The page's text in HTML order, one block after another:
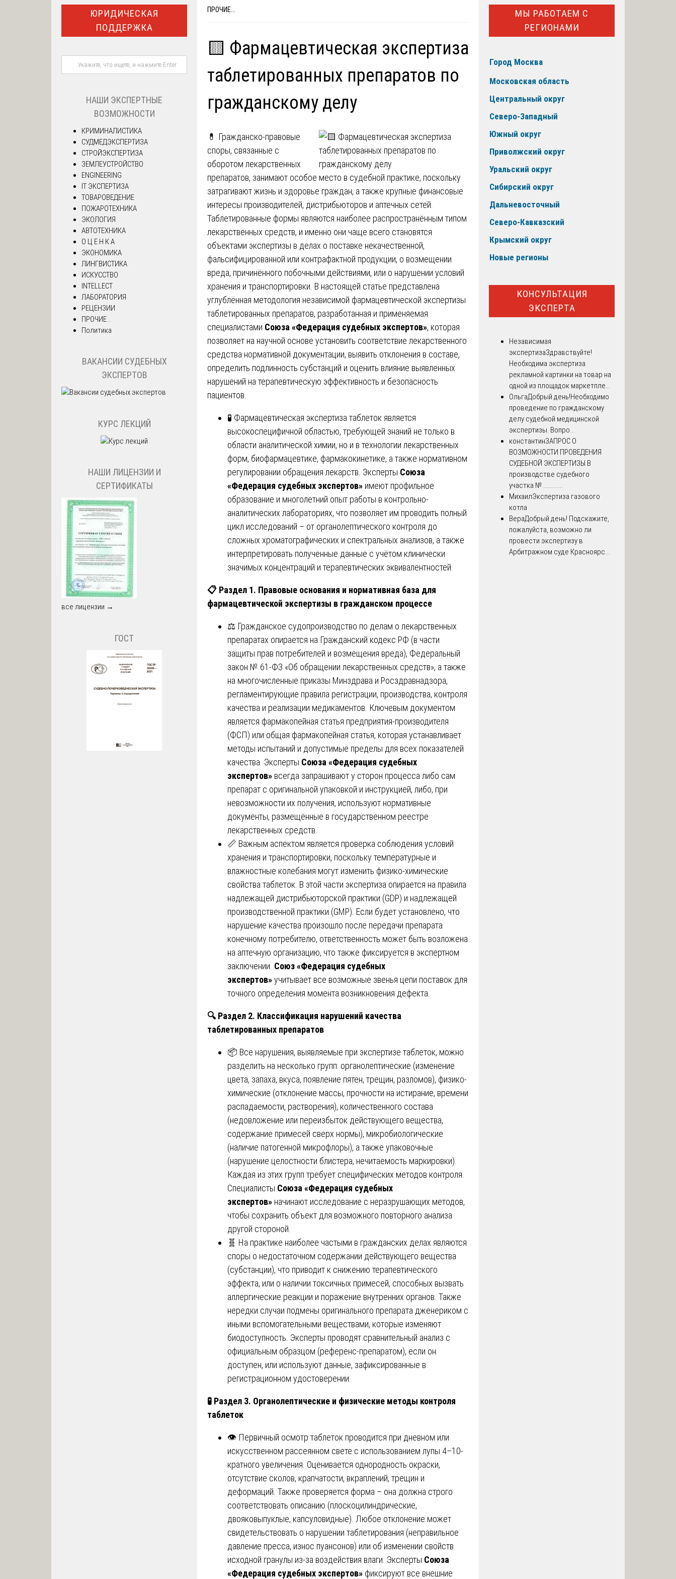
ПРОЧИЕ...
🟨 Фармацевтическая экспертиза
таблетированных препаратов по
гражданскому делу
💊 Гражданско-правовые
споры, связанные с
оборотом лекарственных
препаратов, занимают особое место в судебной практике, поскольку
затрагивают жизнь и здоровье граждан, а также крупные финансовые
интересы производителей, дистрибьюторов и аптечных сетей.
Таблетированные формы являются наиболее распространённым типом
лекарственных средств, и именно они чаще всего становятся
объектами экспертизы в делах о поставке некачественной,
фальсифицированной или контрафактной продукции, о возмещении
вреда, причинённого побочными действиями, или о нарушении условий
хранения и транспортировки. В настоящей статье представлена
углублённая методология независимой фармацевтической экспертизы
таблетированных препаратов, разработанная и применяемая
специалистами Союза «Федерация судебных экспертов», которая
позволяет на научной основе установить соответствие лекарственного
средства нормативной документации, выявить отклонения в составе,
определить подлинность субстанций и оценить влияние выявленных
нарушений на терапевтическую эффективность и безопасность
пациентов.
🧪 Фармацевтическая экспертиза таблеток является
высокоспецифичной областью, требующей знаний не только в
области аналитической химии, но и в технологии лекарственных
форм, биофармацевтике, фармакокинетике, а также нормативном
регулировании обращения лекарств. Эксперты Союза
«Федерация судебных экспертов» имеют профильное
образование и многолетний опыт работы в контрольно-
аналитических лабораториях, что позволяет им проводить полный
цикл исследований – от органолептического контроля до
сложных хроматографических и спектральных анализов, а также
интерпретировать полученные данные с учётом клинически
значимых концентраций и терапевтических эквивалентностей.
📋 Раздел 1. Правовые основания и нормативная база для
фармацевтической экспертизы в гражданском процессе
⚖️ Гражданское судопроизводство по делам о лекарственных
препаратах опирается на Гражданский кодекс РФ (в части
защиты прав потребителей и возмещения вреда), Федеральный
закон № 61-ФЗ «Об обращении лекарственных средств», а также
на многочисленные приказы Минздрава и Росздравнадзора,
регламентирующие правила регистрации, производства, контроля
качества и реализации медикаментов. Ключевым документом
является фармакопейная статья предприятия-производителя
(ФСП) или общая фармакопейная статья, которая устанавливает
методы испытаний и допустимые пределы для всех показателей
качества. Эксперты Союза «Федерация судебных
экспертов» всегда запрашивают у сторон процесса либо сам
препарат с оригинальной упаковкой и инструкцией, либо, при
невозможности их получения, используют нормативные
документы, размещённые в государственном реестре
лекарственных средств.
📏 Важным аспектом является проверка соблюдения условий
хранения и транспортировки, поскольку температурные и
влажностные колебания могут изменить физико-химические
свойства таблеток. В этой части экспертиза опирается на правила
надлежащей дистрибьюторской практики (GDP) и надлежащей
производственной практики (GMP). Если будет установлено, что
нарушение качества произошло после передачи препарата
конечному потребителю, ответственность может быть возложена
на аптечную организацию, что также фиксируется в экспертном
заключении. Союз «Федерация судебных
экспертов»учитывает все возможные звенья цепи поставок для
точного определения момента возникновения дефекта.
🔍 Раздел 2. Классификация нарушений качества
таблетированных препаратов
📦 Все нарушения, выявляемые при экспертизе таблеток, можно
разделить на несколько групп: органолептические (изменение
цвета, запаха, вкуса, появление пятен, трещин, разломов), физико-
химические (отклонение массы, прочности на истирание, времени
распадаемости, растворения), количественного состава
(недовложение или переизбыток действующего вещества,
содержание примесей сверх нормы), микробиологические
(наличие патогенной микрофлоры), а также упаковочные
(нарушение целостности блистера, нечитаемость маркировки).
Каждая из этих групп требует специфических методов контроля.
Специалисты Союза «Федерация судебных
экспертов» начинают исследование с неразрушающих методов,
чтобы сохранить объект для возможного повторного анализа
другой стороной.
🧬 На практике наиболее частыми в гражданских делах являются
споры о недостаточном содержании действующего вещества
(субстанции), что приводит к снижению терапевтического
эффекта, или о наличии токсичных примесей, способных вызвать
аллергические реакции и поражение внутренних органов. Также
нередки случаи подмены оригинального препарата дженериком с
иными вспомогательными веществами, которые изменяют
биодоступность. Эксперты проводят сравнительный анализ с
официальным образцом (референс-препаратом), если он
доступен, или используют данные, зафиксированные в
регистрационном удостоверении.
🧪 Раздел 3. Органолептические и физические методы контроля
таблеток
👁️ Первичный осмотр таблеток проводится при дневном или
искусственном рассеянном свете с использованием лупы 4–10-
кратного увеличения. Оценивается однородность окраски,
отсутствие сколов, крапчатости, вкраплений, трещин и
деформаций. Также проверяется форма – она должна строго
соответствовать описанию (плоскоцилиндрические,
двояковыпуклые, капсуловидные). Любое отклонение может
свидетельствовать о нарушении таблетирования (неправильное
давление пресса, износ пуансонов) или об изменении свойств
исходной гранулы из-за воздействия влаги. Эксперты Союза
«Федерация судебных экспертов» фиксируют все внешние
ЮРИДИЧЕСКАЯ
ПОДДЕРЖКА
НАШИ ЭКСПЕРТНЫЕ
ВОЗМОЖНОСТИ
КРИМИНАЛИСТИКА
СУДМЕДЭКСПЕРТИЗА
СТРОЙЭКСПЕРТИЗА
ЗЕМЛЕУСТРОЙСТВО
ENGINEERING
IT ЭКСПЕРТИЗА
ТОВАРОВЕДЕНИЕ
ПОЖАРОТЕХНИКА
ЭКОЛОГИЯ
АВТОТЕХНИКА
О Ц Е Н К А
ЭКОНОМИКА
ЛИНГВИСТИКА
ИСКУССТВО
INTELLECT
ЛАБОРАТОРИЯ
РЕЦЕНЗИИ
ПРОЧИЕ...
Политика
ВАКАНСИИ СУДЕБНЫХ
ЭКСПЕРТОВ
КУРС ЛЕКЦИЙ
НАШИ ЛИЦЕНЗИИ И
СЕРТИФИКАТЫ
все лицензии →
ГОСТ
МЫ РАБОТАЕМ С
РЕГИОНАМИ
Город Москва
Московская область
Центральный округ
Северо-Западный
Южный округ
Приволжский округ
Уральский округ
Сибирский округ
Дальневосточный
Северо-Кавказский
Крымский округ
Новые регионы
КОНСУЛЬТАЦИЯ
ЭКСПЕРТА
Независимая
экспертизаЗдравствуйте!
Необходима экспертиза
рекламной картинки на товар на
одной из площадок маркетпле...
ОльгаДобрый день!Необходимо
проведение по гражданскому
делу судебной медицинской
экспертизы. Вопро...
константинЗАПРОС О
ВОЗМОЖНОСТИ ПРОВЕДЕНИЯ
СУДЕБНОЙ ЭКСПЕРТИЗЫ В
производстве судебного
участка № .............
МихаилЭкспертиза газового
котла
ВераДобрый день! Подскажите,
пожалуйста, возможно ли
провести экспертизу в
Арбитражном суде Красноярс...